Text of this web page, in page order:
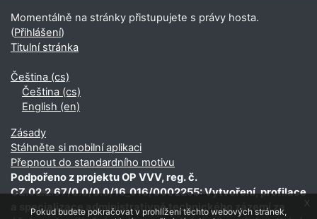
Pokud budete pokračovat v prohlížení těchto webových stránek,
x
Momentálně na stránky přistupujete s právy hosta.
(Přihlášení)
Titulní stránka
Čeština ‎(cs)‎
Čeština ‎(cs)‎
English ‎(en)‎
Zásady
Stáhněte si mobilní aplikaci
Přepnout do standardního motivu
Podpořeno z projektu OP VVV, reg. č.
CZ.02.2.67/0.0/0.0/16_016/0002255: Vytvoření, profilace
a specializace administrativně technického zázemí za